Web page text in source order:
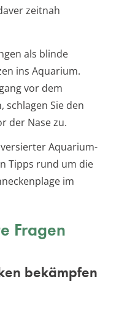
zeitnah
als blinde
ins Aquarium.
vor dem
schlagen Sie den
der Nase zu.
Aquarium-
Tipps rund um die
im
Fragen
bekämpfen